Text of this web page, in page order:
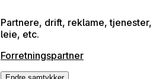
Partnere, drift, reklame, tjenester,
leie, etc.
Forretningspartner